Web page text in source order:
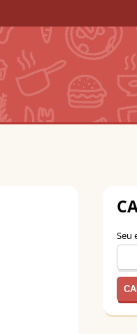
Seu